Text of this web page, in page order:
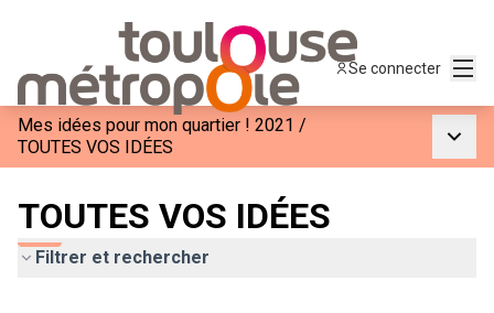
Se connecter
Mes idées pour mon quartier ! 2021 /
TOUTES VOS IDÉES
TOUTES VOS IDÉES
Filtrer et rechercher